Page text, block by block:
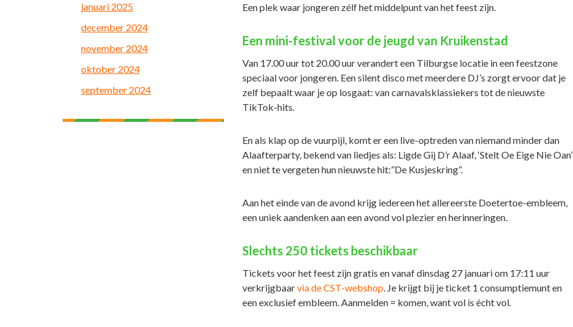
januari 2025
december 2024
november 2024
oktober 2024
september 2024
Een plek waar jongeren zélf het middelpunt van het feest zijn.
Een mini-festival voor de jeugd van Kruikenstad
Van 17.00 uur tot 20.00 uur verandert een Tilburgse locatie in een feestzone
speciaal voor jongeren. Een silent disco met meerdere DJ’s zorgt ervoor dat je
zelf bepaalt waar je op losgaat: van carnavalsklassiekers tot de nieuwste
TikTok-hits.
En als klap op de vuurpijl, komt er een live-optreden van niemand minder dan
Alaafterparty, bekend van liedjes als: Ligde Gij D’r Alaaf, ‘Stelt Oe Eige Nie Oan’
en niet te vergeten hun nieuwste hit:”De Kusjeskring”.
Aan het einde van de avond krijg iedereen het allereerste Doetertoe-embleem,
een uniek aandenken aan een avond vol plezier en herinneringen.
Slechts 250 tickets beschikbaar
Tickets voor het feest zijn gratis en vanaf dinsdag 27 januari om 17:11 uur
verkrijgbaarvia de CST-webshop. Je krijgt bij je ticket 1 consumptiemunt en
een exclusief embleem. Aanmelden = komen, want vol is écht vol.